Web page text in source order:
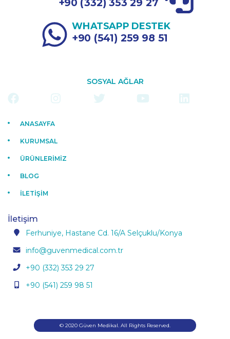
+90 (332) 353 29 27
WHATSAPP DESTEK
+90 (541) 259 98 51
SOSYAL AĞLAR
ANASAYFA
KURUMSAL
ÜRÜNLERİMİZ
BLOG
İLETİŞİM
İletişim
Ferhuniye, Hastane Cd. 16/A Selçuklu/Konya
info@guvenmedical.com.tr
+90 (332) 353 29 27
+90 (541) 259 98 51
© 2020 Güven Medikal. All Rights Reserved.